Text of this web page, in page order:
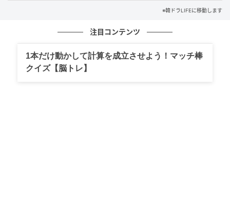
バスガイド、音楽喫茶、映画館、制服での合コンな
ど、1980年代を彩った空間と文化が背景として広が
※韓ドラLIFEに移動します
注目コンテンツ
1本だけ動かして計算を成立させよう！マッチ棒
クイズ【脳トレ】